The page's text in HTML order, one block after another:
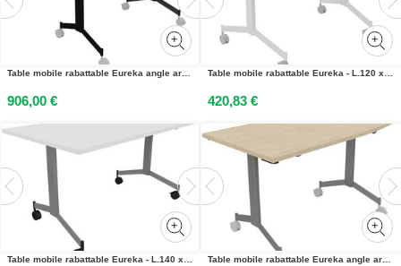
Table mobile rabattable Eureka angle arrondi à gauche - L.150 x P.70 cm - Plateau Chêne - Pieds Noir
906,00 €
Table mobile rabattable Eureka - L.120 x P.80 cm - Plateau Argile - Pieds Blanc
420,83 €
Table mobile rabattable Eureka - L.140 x P.70 cm - Plateau Blanc - Pieds Aluminium Table mobile rabattable Eureka angle arrondi à droite - L.150 x P.70 cm - Plateau Chêne - Pieds Aluminium